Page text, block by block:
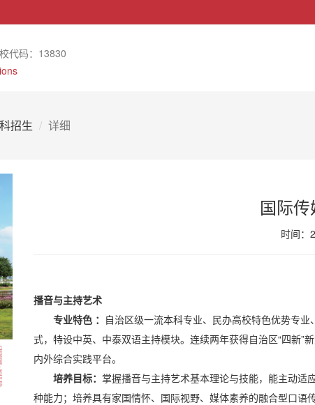
代码：13830
招生 详细
国际
时间：
播音与主持艺术
专业特色 ： 自治区级一流本科专业、民办高校特色优势专
式，特设中英、中泰双语主持模块。连续两年获得自治区“四新”
内外综合实践平台。
培养目标： 掌握播音与主持艺术基本理论与技能，能主动适
种能力；培养具有家国情怀、国际视野、媒体素养的融合型口语